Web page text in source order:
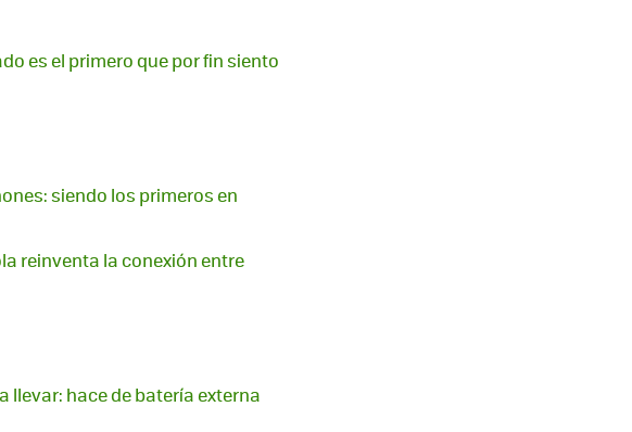
es el primero que por fin siento
siendo los primeros en
reinventa la conexión entre
llevar: hace de batería externa